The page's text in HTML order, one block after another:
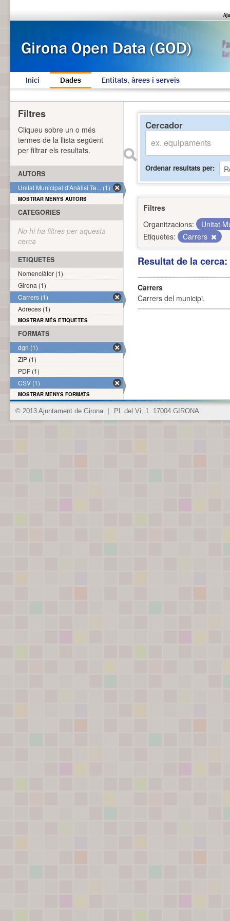
Inici Dades Entitats, àrees i serveis
Cercador
Ordenar resultats per
Filtres
Organitzacions:
Unitat
Etiquetes:
Carrers
Resultat de la
Carrers
Carrers del municipi.
Filtres
Cliqueu sobre un o més
termes de la llista següent
per filtrar els resultats.
AUTORS
Unitat Municipal d'Anàlisi Te... (1)
MOSTRAR MENYS AUTORS
CATEGORIES
No hi ha filtres per aquesta
cerca
ETIQUETES
Nomenclàtor (1)
Girona (1)
Carrers (1)
Adreces (1)
MOSTRAR MÉS ETIQUETES
FORMATS
dgn (1)
ZIP (1)
PDF (1)
CSV (1)
MOSTRAR MENYS FORMATS
© 2013 Ajuntament de Girona Pl. del Vi, 1. 17004 GIRONA